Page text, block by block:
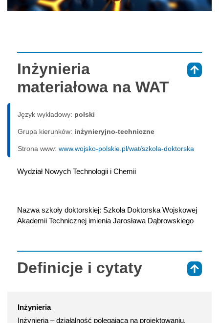
Inżynieria
materiałowa na WAT
Język wykładowy: polski
Grupa kierunków: inżynieryjno-techniczne
Strona www: www.wojsko-polskie.pl/wat/szkola-doktorska
Wydział Nowych Technologii i Chemii
Nazwa szkoły doktorskiej: Szkoła Doktorska Wojskowej
Akademii Technicznej imienia Jarosława Dąbrowskiego
Definicje i cytaty
Inżynieria
Inżynieria – działalność polegająca na projektowaniu,